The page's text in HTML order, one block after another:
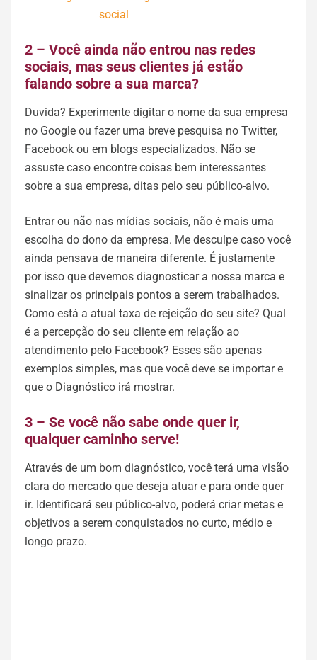
2 – Você ainda não entrou nas redes
sociais, mas seus clientes já estão
falando sobre a sua marca?
Duvida? Experimente digitar o nome da sua empresa
no Google ou fazer uma breve pesquisa no Twitter,
Facebook ou em blogs especializados. Não se
assuste caso encontre coisas bem interessantes
sobre a sua empresa, ditas pelo seu público-alvo.
Entrar ou não nas mídias sociais, não é mais uma
escolha do dono da empresa. Me desculpe caso você
ainda pensava de maneira diferente. É justamente
por isso que devemos diagnosticar a nossa marca e
sinalizar os principais pontos a serem trabalhados.
Como está a atual taxa de rejeição do seu site? Qual
é a percepção do seu cliente em relação ao
atendimento pelo Facebook? Esses são apenas
exemplos simples, mas que você deve se importar e
que o Diagnóstico irá mostrar.
3 – Se você não sabe onde quer ir,
qualquer caminho serve!
Através de um bom diagnóstico, você terá uma visão
clara do mercado que deseja atuar e para onde quer
ir. Identificará seu público-alvo, poderá criar metas e
objetivos a serem conquistados no curto, médio e
longo prazo.